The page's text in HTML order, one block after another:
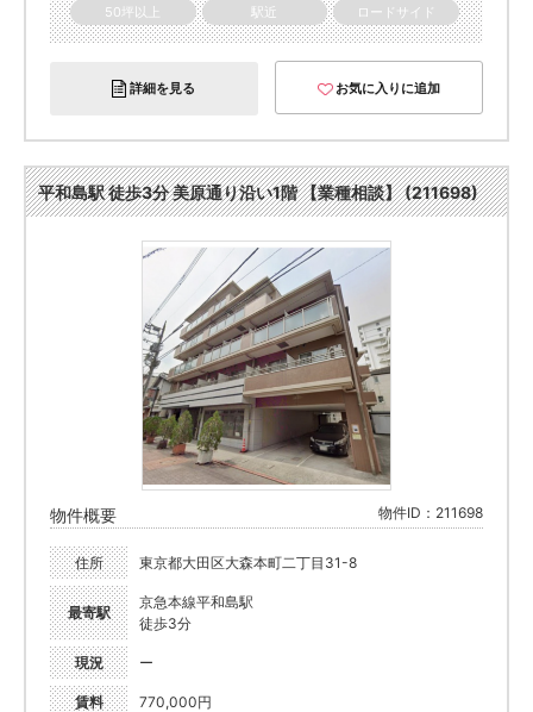
50坪以上
駅近 ロードサイド
詳細を見る お気に入りに追加
平和島駅 徒歩3分 美原通り沿い1階 【業種相談】 (211698)
物件概要 物件ID：211698
住所 東京都大田区大森本町二丁目31-8
最寄駅
京急本線平和島駅
徒歩3分
現況 ー
賃料 770,000円